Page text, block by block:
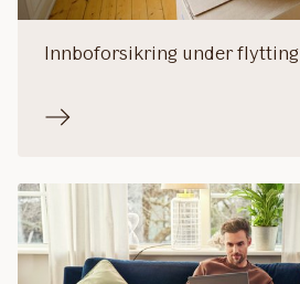
Innboforsikring under flytting